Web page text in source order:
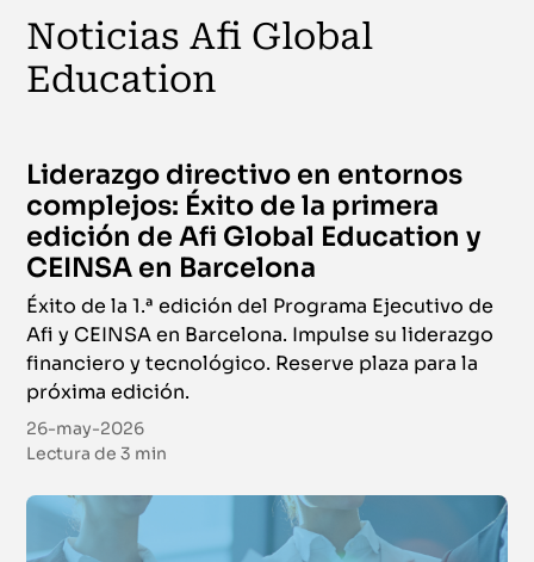
Noticias Afi Global
Education
Liderazgo directivo en entornos
complejos: Éxito de la primera
edición de Afi Global Education y
CEINSA en Barcelona
Éxito de la 1.ª edición del Programa Ejecutivo de
Afi y CEINSA en Barcelona. Impulse su liderazgo
financiero y tecnológico. Reserve plaza para la
próxima edición.
26-may-2026
Lectura de3 min